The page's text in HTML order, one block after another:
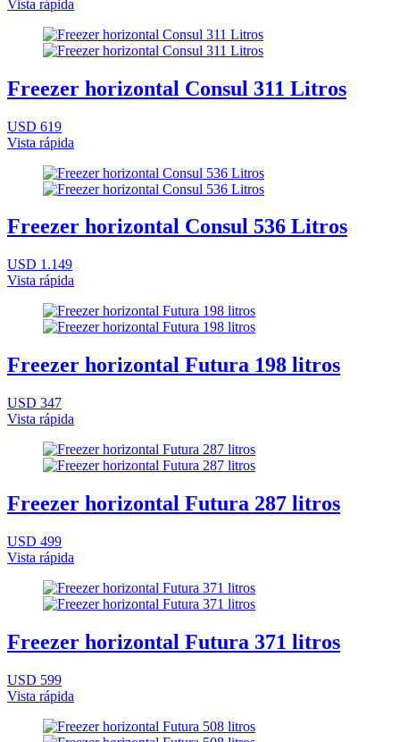
Vista rápida
Freezer horizontal Consul 311 Litros
USD 619
Vista rápida
Freezer horizontal Consul 536 Litros
USD 1.149
Vista rápida
Freezer horizontal Futura 198 litros
USD 347
Vista rápida
Freezer horizontal Futura 287 litros
USD 499
Vista rápida
Freezer horizontal Futura 371 litros
USD 599
Vista rápida